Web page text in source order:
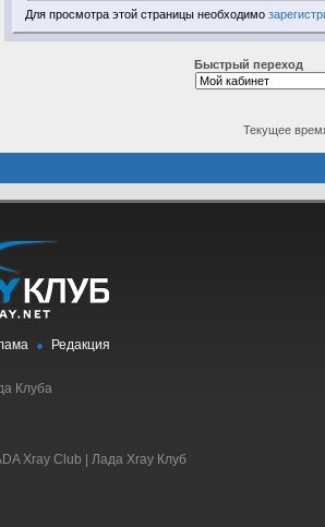
Для просмотра этой страницы необходимо
Быстрый переход
Текущее
Редакция
Клуба
Xray Club | Лада Xray Клуб